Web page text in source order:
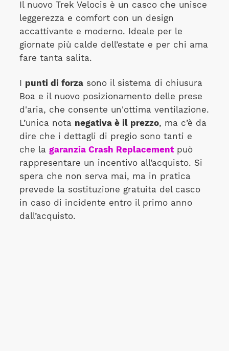
Il nuovo Trek Velocis è un casco che unisce
leggerezza e comfort con un design
accattivante e moderno. Ideale per le
giornate più calde dell’estate e per chi ama
fare tanta salita.
I punti di forzasono il sistema di chiusura
Boa e il nuovo posizionamento delle prese
d'aria, che consente un'ottima ventilazione.
L’unica nota negativa è il prezzo, ma c’è da
dire che i dettagli di pregio sono tanti e
che la garanzia Crash Replacementpuò
rappresentare un incentivo all’acquisto. Si
spera che non serva mai, ma in pratica
prevede la sostituzione gratuita del casco
in caso di incidente entro il primo anno
dall’acquisto.